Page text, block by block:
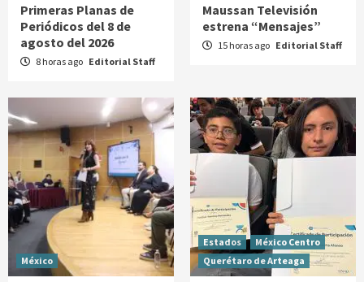
Primeras Planas de
Periódicos del 8 de
agosto del 2026
8 horas ago Editorial Staff
Maussan Televisión
estrena “Mensajes”
15 horas ago Editorial Staff
México
Estados
México Centro
Querétaro de Arteaga